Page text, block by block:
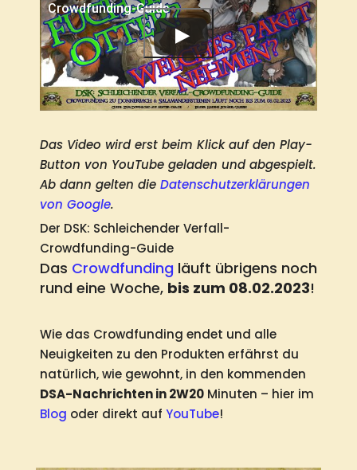
Crowdfunding-Guide
Das Video wird erst beim Klick auf den Play-
Button von YouTube geladen und abgespielt.
Ab dann gelten die Datenschutzerklärungen
von Google.
Der DSK: Schleichender Verfall-
Crowdfunding-Guide
Das Crowdfunding läuft übrigens noch
rund eine Woche, bis zum 08.02.2023!
Wie das Crowdfunding endet und alle
Neuigkeiten zu den Produkten erfährst du
natürlich, wie gewohnt, in den kommenden
DSA-Nachrichten in 2W20Minuten – hier im
Blog oder direkt auf YouTube!